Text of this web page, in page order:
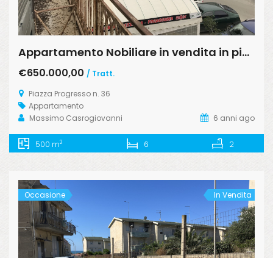
Appartamento Nobiliare in vendita in piazza Progresso, 32, Licata
€650.000,00 / Tratt.
Piazza Progresso n. 36
Appartamento
Massimo Casrogiovanni
6 anni ago
500 m2 6 2
Occasione In Vendita